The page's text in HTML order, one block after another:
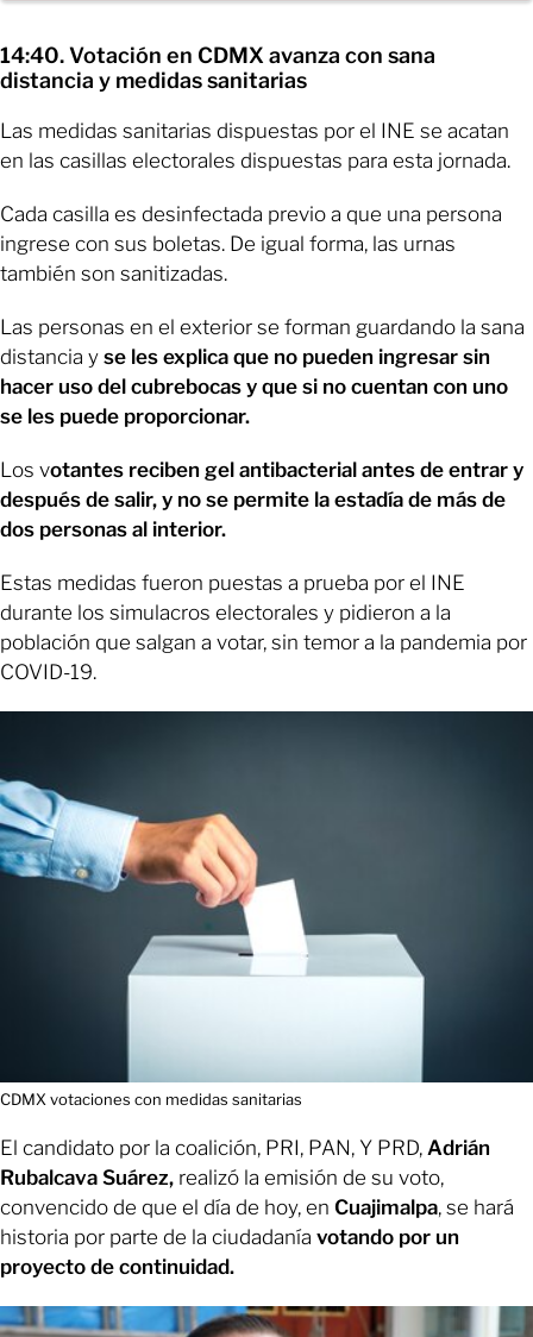
14:40. Votación en CDMX avanza con sana
distancia y medidas sanitarias
Las medidas sanitarias dispuestas por el INE se acatan
en las casillas electorales dispuestas para esta jornada.
Cada casilla es desinfectada previo a que una persona
ingrese con sus boletas. De igual forma, las urnas
también son sanitizadas.
Las personas en el exterior se forman guardando la sana
distancia y se les explica que no pueden ingresar sin
hacer uso del cubrebocas y que si no cuentan con uno
se les puede proporcionar.
Los votantes reciben gel antibacterial antes de entrar y
después de salir, y no se permite la estadía de más de
dos personas al interior.
Estas medidas fueron puestas a prueba por el INE
durante los simulacros electorales y pidieron a la
población que salgan a votar, sin temor a la pandemia por
COVID-19.
CDMX votaciones con medidas sanitarias
El candidato por la coalición, PRI, PAN, Y PRD, Adrián
Rubalcava Suárez, realizó la emisión de su voto,
convencido de que el día de hoy, en Cuajimalpa, se hará
historia por parte de la ciudadanía votando por un
proyecto de continuidad.